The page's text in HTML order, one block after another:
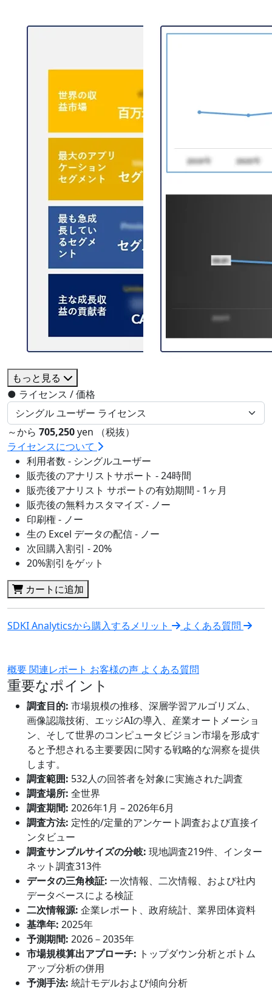
もっと見る
● ライセンス / 価格
～から 705,250yen （税抜）
ライセンスについて
利用者数 - シングルユーザー
販売後のアナリストサポート - 24時間
販売後アナリスト サポートの有効期間 - 1ヶ月
販売後の無料カスタマイズ - ノー
印刷権 - ノー
生の Excel データの配信 - ノー
次回購入割引 - 20%
20%割引をゲット
カートに追加
SDKI Analyticsから購入するメリット よくある質問
概要関連レポート お客様の声 よくある質問
重要なポイント
調査目的: 市場規模の推移、深層学習アルゴリズム、
画像認識技術、エッジAIの導入、産業オートメーショ
ン、そして世界のコンピュータビジョン市場を形成す
ると予想される主要要因に関する戦略的な洞察を提供
します。
調査範囲: 532人の回答者を対象に実施された調査
調査場所: 全世界
調査期間: 2026年1月 – 2026年6月
調査方法: 定性的/定量的アンケート調査および直接イ
ンタビュー
調査サンプルサイズの分岐: 現地調査219件、インター
ネット調査313件
データの三角検証: 一次情報、二次情報、および社内
データベースによる検証
二次情報源: 企業レポート、政府統計、業界団体資料
基準年: 2025年
予測期間: 2026－2035年
市場規模算出アプローチ: トップダウン分析とボトム
アップ分析の併用
予測手法: 統計モデルおよび傾向分析